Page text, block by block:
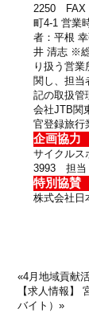
2250 FAX
町4-1 営業
者：平根
井 清志 ※
り扱う営
関し、担当
記の取扱管
会社JTB関
官登録旅
企画協力
サイクルス
3993 担当
特別協賛
株式会社日
«4月地域貢献
【求人情報】
バイト）»